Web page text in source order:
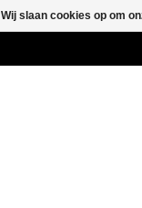
Wij slaan cookies op om